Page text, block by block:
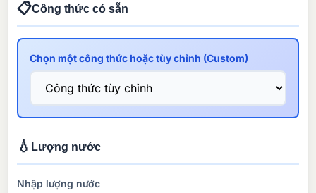
📋Công thức có sẵn
Chọn một công thức hoặc tùy chỉnh (Custom)
💧 Lượng nước
Nhập lượng nước